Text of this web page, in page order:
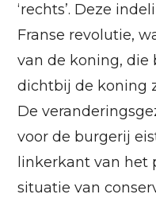
‘rechts’. Deze
Franse revolutie,
van de koning, die
dichtbij de koning
De
voor de burgerij
linkerkant van het
situatie van